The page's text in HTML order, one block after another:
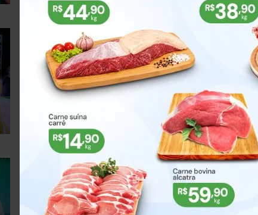
Lançamento Livro 20 anos
29/11/2022
28/11/2022 - Soledade/RS | Fotos: Camila
Jantar de
28/10/2022